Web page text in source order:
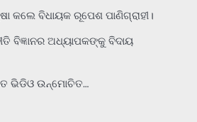
କଲେ ବିଧାୟକ ରୂପେଶ ପାଣିଗ୍ରାହୀ।
ବିଜ୍ଞାନର ଅଧ୍ୟାପକଙ୍କୁ ବିଦାୟ
ଭିଡିଓ ଉନ୍ମୋଚିତ…